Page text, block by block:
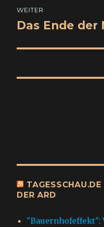
WEITER
Nächster
Das Ende der
DER ARD
"Bauernhofeffekt":